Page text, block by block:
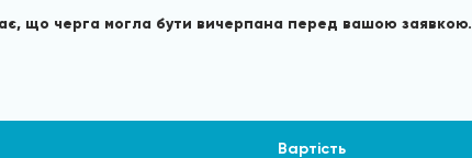
що черга могла бути вичерпана перед вашою заявкою.
Вартість